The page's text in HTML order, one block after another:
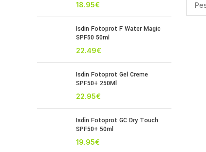
18.95€
Isdin Fotoprot F Water Magic
SPF50 50ml
22.49€
Isdin Fotoprot Gel Creme
SPF50+ 250Ml
22.95€
Isdin Fotoprot GC Dry Touch
SPF50+ 50ml
19.95€